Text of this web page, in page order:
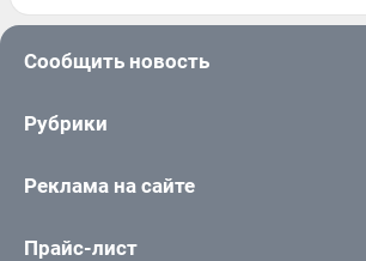
Сообщить новость
Рубрики
Реклама на сайте
Прайс-лист